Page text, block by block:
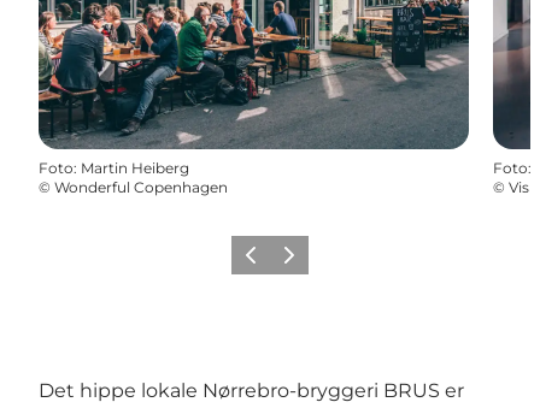
Foto: Martin Heiberg
© Wonderful Copenhagen
Foto:
©
ForrigeNæste
Det hippe lokale Nørrebro-bryggeri BRUS er